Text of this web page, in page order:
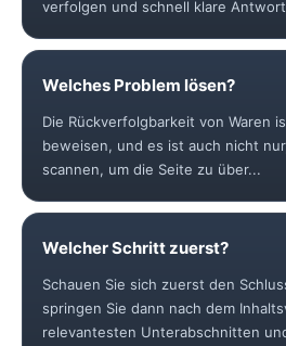
verfolgen und schnell klare
Welches Problem lösen?
Die Rückverfolgbarkeit von Waren
beweisen, und es ist auch nicht
scannen, um die Seite zu über...
Welcher Schritt zuerst?
Schauen Sie sich zuerst den
springen Sie dann nach dem
relevantesten Unterabschnitten